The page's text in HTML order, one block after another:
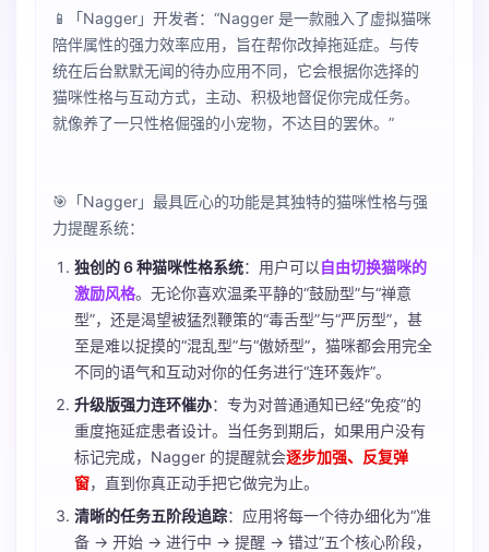
📱「Nagger」开发者：“Nagger 是一款融入了虚拟猫咪
陪伴属性的强力效率应用，旨在帮你改掉拖延症。与传
统在后台默默无闻的待办应用不同，它会根据你选择的
猫咪性格与互动方式，主动、积极地督促你完成任务。
就像养了一只性格倔强的小宠物，不达目的罢休。”
🎯「Nagger」最具匠心的功能是其独特的猫咪性格与强
力提醒系统：
独创的 6 种猫咪性格系统：用户可以 自由切换猫咪的
激励风格。无论你喜欢温柔平静的“鼓励型”与“禅意
型”，还是渴望被猛烈鞭策的“毒舌型”与“严厉型”，甚
至是难以捉摸的“混乱型”与“傲娇型”，猫咪都会用完全
不同的语气和互动对你的任务进行“连环轰炸”。
升级版强力连环催办：专为对普通通知已经“免疫”的
重度拖延症患者设计。当任务到期后，如果用户没有
标记完成，Nagger 的提醒就会逐步加强、反复弹
窗，直到你真正动手把它做完为止。
清晰的任务五阶段追踪：应用将每一个待办细化为“准
备 → 开始 → 进行中 → 提醒 → 错过”五个核心阶段，